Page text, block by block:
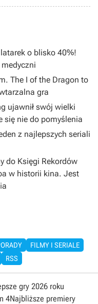
o blisko 40%!
The I of the Dragon to
gra
ujawnił swój wielki
się nie do pomyślenia
z najlepszych seriali
do Księgi Rekordów
w historii kina. Jest
FILMY I SERIALE
RSS
gry 2026 roku
4Najbliższe premiery